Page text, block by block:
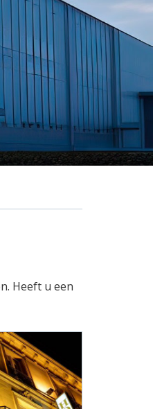
Heeft u een